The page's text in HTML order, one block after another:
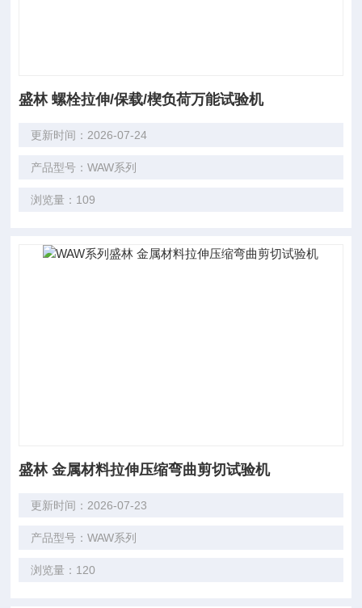
盛林 螺栓拉伸/保载/楔负荷万能试验机
更新时间：2026-07-24
产品型号：WAW系列
浏览量：109
盛林 金属材料拉伸压缩弯曲剪切试验机
更新时间：2026-07-23
产品型号：WAW系列
浏览量：120